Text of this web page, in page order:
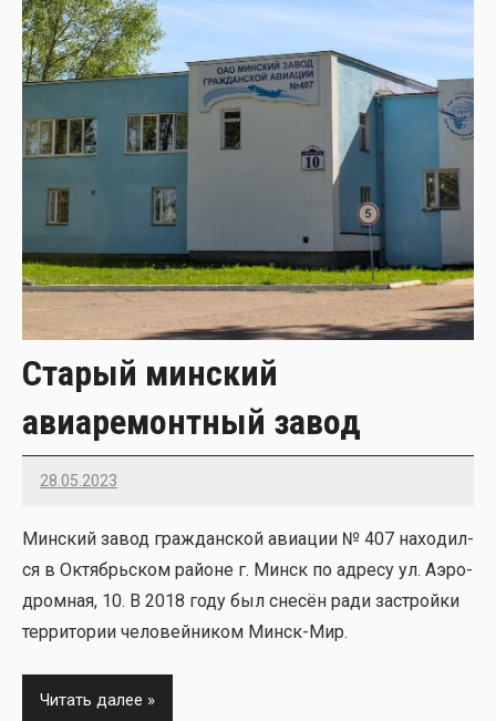
Старый минский
авиаремонтный завод
28.05.2023
22
Мин­ский завод граж­дан­ской авиа­ции № 407 нахо­дил­
ся в Октябрь­ском рай­оне г. Минск по адре­су ул. Аэро­
дром­ная, 10. В 2018 году был сне­сён ради застрой­ки
тер­ри­то­рии чело­вей­ни­ком Минск-Мир.
Читать далее